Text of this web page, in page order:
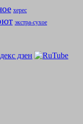
херес
экстра-сухое